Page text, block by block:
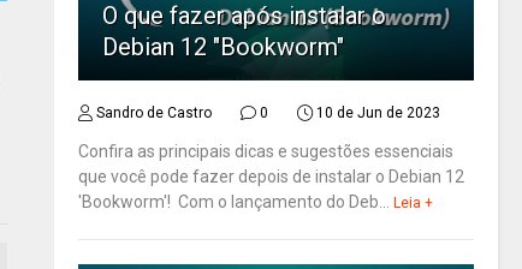
O que fazer após instalar o
Debian 12 "Bookworm"
Sandro de Castro 0 10 de Jun de 2023
Confira as principais dicas e sugestões essenciais
que você pode fazer depois de instalar o Debian 12
'Bookworm'! Com o lançamento do Deb...
Leia +